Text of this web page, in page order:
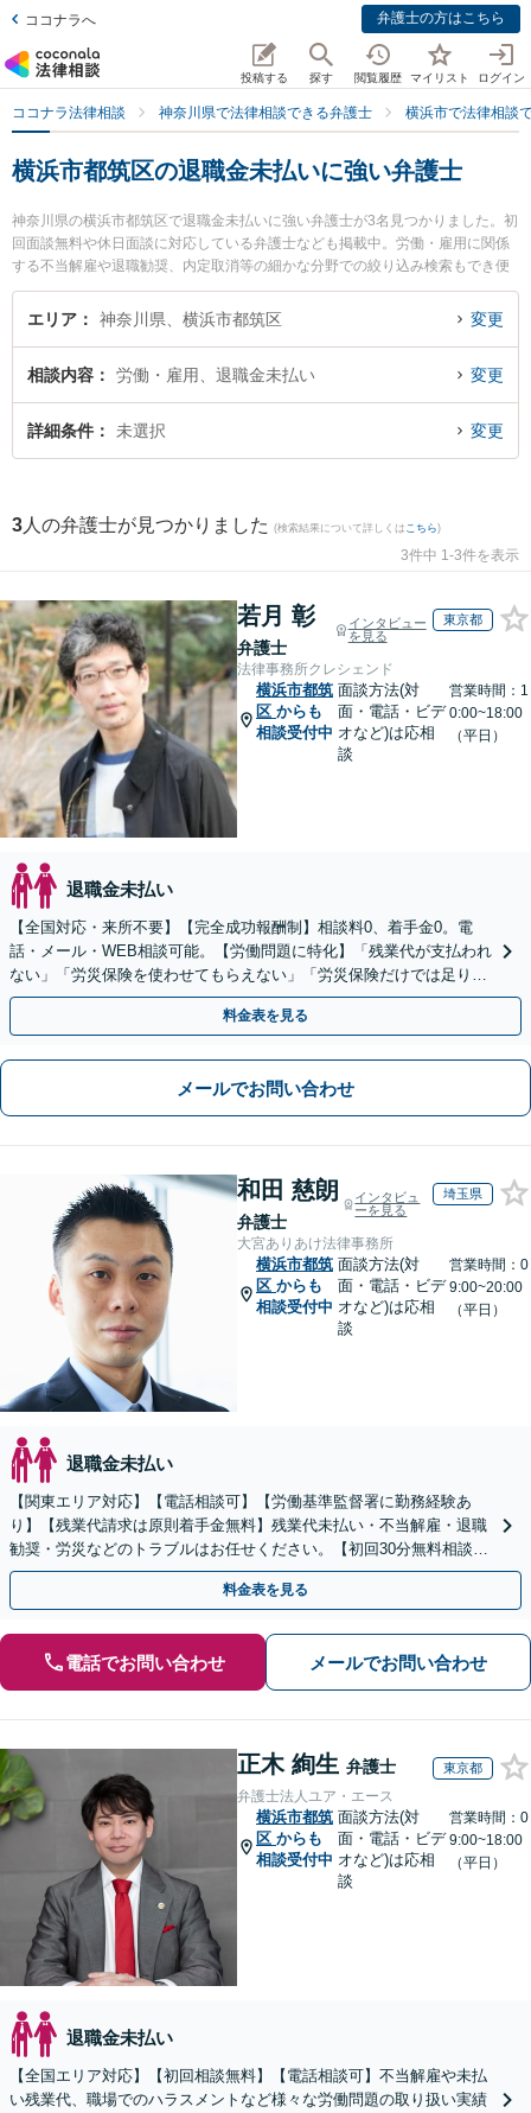
ココナラへ 弁護士の方はこちら
投稿する 探す 閲覧履歴 マイリスト ログイン
ココナラ法律相談 神奈川県で法律相談できる弁護士 横浜市で法律相談
横浜市都筑区の退職金未払いに強い弁護士
神奈川県の横浜市都筑区で退職金未払いに強い弁護士が3名見つかりました。初
回面談無料や休日面談に対応している弁護士なども掲載中。労働・雇用に関係
する不当解雇や退職勧奨、内定取消等の細かな分野での絞り込み検索もでき便
利です。特に神奈川港北法律事務所の黒田 清彰弁護士や港北つばき法律事務所
の椿 良和弁護士、都筑港北ニュータウン法律事務所の塚田 雅久弁護士のプロフ
『退職金未払いのトラブル解決の実績豊富な近くの弁護士を検索したい』『初
回相談無料で退職金未払いを法律相談できる横浜市都筑区内の弁護士に相談予
約したい』などでお困りの相談者さんにおすすめです。
エリア 神奈川県、横浜市都筑区 変更
相談内容 労働・雇用、退職金未払い 変更
詳細条件 未選択 変更
3 人の弁護士が見つかりました (検索結果について詳しくは こちら)
3件中 1-3件を表示
若月 彰
弁護士
インタビュー
を見る
東京都
法律事務所クレシェンド
横浜市都筑
区 からも
相談受付中
面談方法(対
面・電話・ビデ
オなど)は応相
談
営業時間：1
0:00~18:00
（平日）
退職金未払い
【全国対応・来所不要】【完全成功報酬制】相談料0、着手金0。電
話・メール・WEB相談可能。【労働問題に特化】「残業代が支払われ
ない」「労災保険を使わせてもらえない」「労災保険だけでは足りな
い。損害賠償請求したい」など労働問題はお任せを。
料金表を見る
メールでお問い合わせ
和田 慈朗
弁護士
インタビュ
ーを見る
埼玉県
大宮ありあけ法律事務所
横浜市都筑
区 からも
相談受付中
面談方法(対
面・電話・ビデ
オなど)は応相
談
営業時間：0
9:00~20:00
（平日）
退職金未払い
【関東エリア対応】【電話相談可】【労働基準監督署に勤務経験あ
り】【残業代請求は原則着手金無料】残業代未払い・不当解雇・退職
勧奨・労災などのトラブルはお任せください。【初回30分無料相談】
ご依頼後はLINE・メールなどでの対応も可能です。
料金表を見る
電話でお問い合わせ メールでお問い合わせ
正木 絢生 弁護士 東京都
弁護士法人ユア・エース
横浜市都筑
区 からも
相談受付中
面談方法(対
面・電話・ビデ
オなど)は応相
談
営業時間：0
9:00~18:00
（平日）
退職金未払い
【全国エリア対応】【初回相談無料】【電話相談可】不当解雇や未払
い残業代、職場でのハラスメントなど様々な労働問題の取り扱い実績